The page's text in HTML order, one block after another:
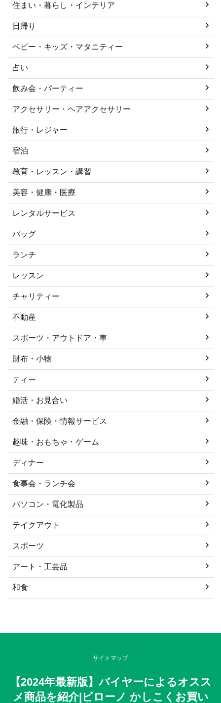
住まい・暮らし・インテリア
日帰り
ベビー・キッズ・マタニティー
占い
飲み会・パーティー
アクセサリー・ヘアアクセサリー
旅行・レジャー
宿泊
教育・レッスン・講習
美容・健康・医療
レンタルサービス
バッグ
ランチ
レッスン
チャリティー
不動産
スポーツ・アウトドア・車
財布・小物
ティー
婚活・お見合い
金融・保険・情報サービス
趣味・おもちゃ・ゲーム
ディナー
食事会・ランチ会
パソコン・電化製品
テイクアウト
スポーツ
アート・工芸品
和食
サイトマップ
【2024年最新版】バイヤーによるオスス
メ商品を紹介|ビローノ かしこくお買い